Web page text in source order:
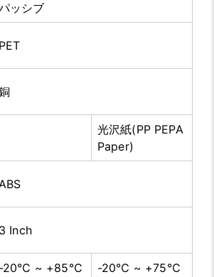
ッシブ
PET
光沢紙(PP PEPA
Paper)
3 Inch
-20℃ ~ +85℃ -20℃ ~ +75℃